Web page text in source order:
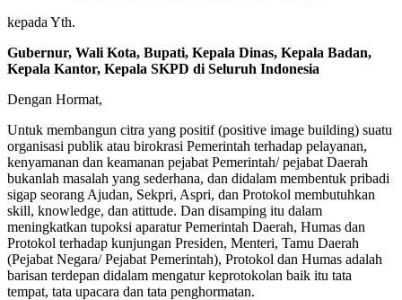
kepada Yth.
Gubernur, Wali Kota, Bupati, Kepala Dinas, Kepala Badan,
Kepala Kantor, Kepala SKPD di Seluruh Indonesia
Dengan Hormat,
Untuk membangun citra yang positif (positive image building) suatu
organisasi publik atau birokrasi Pemerintah terhadap pelayanan,
kenyamanan dan keamanan pejabat Pemerintah/ pejabat Daerah
bukanlah masalah yang sederhana, dan didalam membentuk pribadi
sigap seorang Ajudan, Sekpri, Aspri, dan Protokol membutuhkan
skill, knowledge, dan atittude. Dan disamping itu dalam
meningkatkan tupoksi aparatur Pemerintah Daerah, Humas dan
Protokol terhadap kunjungan Presiden, Menteri, Tamu Daerah
(Pejabat Negara/ Pejabat Pemerintah), Protokol dan Humas adalah
barisan terdepan didalam mengatur keprotokolan baik itu tata
tempat, tata upacara dan tata penghormatan.